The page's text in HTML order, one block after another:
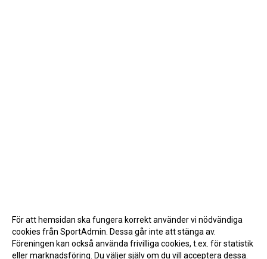
För att hemsidan ska fungera korrekt använder vi nödvändiga
cookies från SportAdmin. Dessa går inte att stänga av.
Föreningen kan också använda frivilliga cookies, t.ex. för statistik
eller marknadsföring. Du väljer själv om du vill acceptera dessa.